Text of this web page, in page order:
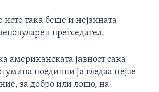
исто така беше и нејзината
претседател.
американската јавност сака
поединци ја гледаа нејзе
за добро или лошо, на